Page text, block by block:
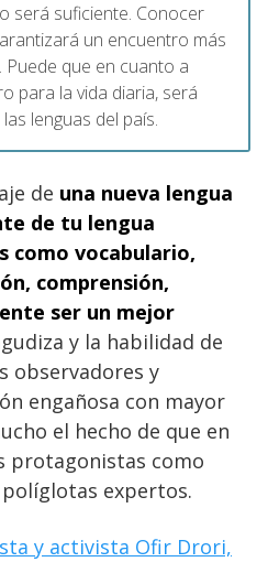
será suficiente. Conocer
un encuentro más
que en cuanto a
para la vida diaria, será
lenguas del país.
de una nueva lengua
de tu lengua
como vocabulario,
comprensión,
ser un mejor
y la habilidad de
observadores y
engañosa con mayor
el hecho de que en
protagonistas como
expertos.
y activista Ofir Drori,